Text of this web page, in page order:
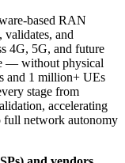
based RAN
and
4G, 5G, and future
— without physical
and 1 million+ UEs
stage from
accelerating
full network autonomy